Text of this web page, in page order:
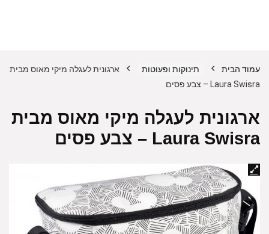
עמוד הבית תינוקות ופעוטות
ארגונית לעגלה מיקי מאוס מבית
Laura Swisra – צבע פסים
ארגונית לעגלה מיקי מאוס מבית
Laura Swisra – צבע פסים